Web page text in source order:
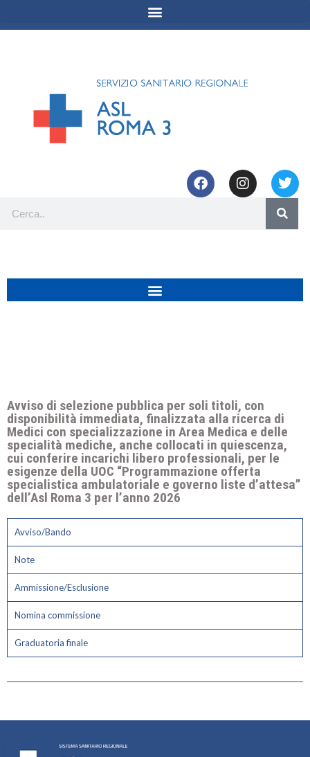
Avviso di selezione pubblica per soli titoli, con
disponibilità immediata, finalizzata alla ricerca di
Medici con specializzazione in Area Medica e delle
specialità mediche, anche collocati in quiescenza,
cui conferire incarichi libero professionali, per le
esigenze della UOC “Programmazione offerta
specialistica ambulatoriale e governo liste d’attesa”
dell’Asl Roma 3 per l’anno 2026
Avviso/Bando
Note
Ammissione/Esclusione
Nomina commissione
Graduatoria finale